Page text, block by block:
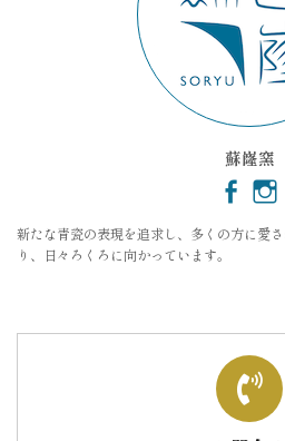
蘇嶐窯
新たな青瓷の表現を追求し、多くの方に愛
り、日々ろくろに向かっています。